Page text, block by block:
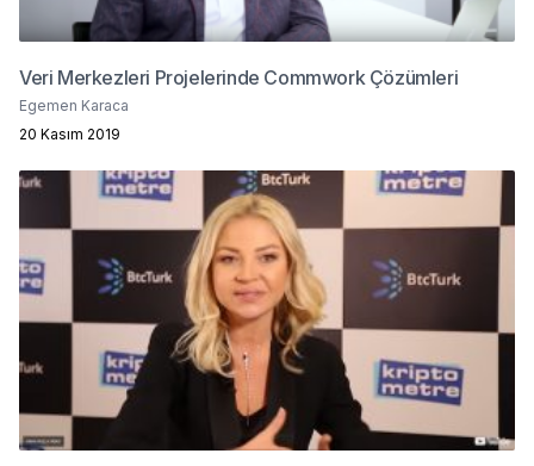
Veri Merkezleri Projelerinde Commwork Çözümleri
Egemen Karaca
20 Kasım 2019